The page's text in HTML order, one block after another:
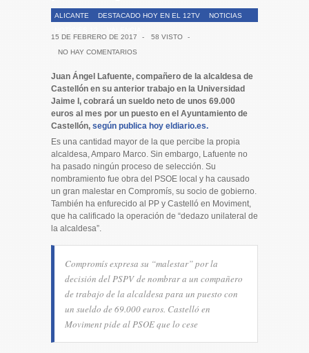
ALICANTE DESTACADO HOY EN EL 12TV
NOTICIAS
15 DE FEBRERO DE 2017
- 58 VISTO
-
NO HAY COMENTARIOS
Juan Ángel Lafuente, compañero de la alcaldesa de
Castellón en su anterior trabajo en la Universidad
Jaime I, cobrará un sueldo neto de unos 69.000
euros al mes por un puesto en el Ayuntamiento de
Castellón, según publica hoy eldiario.es.
Es una cantidad mayor de la que percibe la propia
alcaldesa, Amparo Marco. Sin embargo, Lafuente no
ha pasado ningún proceso de selección. Su
nombramiento fue obra del PSOE local y ha causado
un gran malestar en Compromís, su socio de gobierno.
También ha enfurecido al PP y Castelló en Moviment,
que ha calificado la operación de “dedazo unilateral de
la alcaldesa”.
Compromís expresa su “malestar” por la
decisión del PSPV de nombrar a un compañero
de trabajo de la alcaldesa para un puesto con
un sueldo de 69.000 euros. Castelló en
Moviment pide al PSOE que lo cese